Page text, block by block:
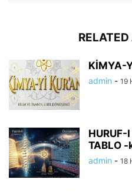
KİMYA-
admin - 19
HURUF-
TABLO
admin - 18